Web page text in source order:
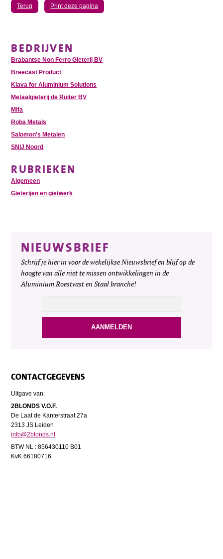
Terug Print deze pagina
BEDRIJVEN
Brabantse Non Ferro Gieterij BV
Breecast Product
Klava for Aluminium Solutions
Metaalgieterij de Ruiter BV
Mifa
Roba Metals
Salomon’s Metalen
SNIJ Noord
RUBRIEKEN
Algemeen
Gieterijen en gietwerk
NIEUWSBRIEF
Schrijf je hier in voor de wekelijkse Nieuwsbrief en blijf op de
hoogte van alle niet te missen ontwikkelingen in de
Aluminium Roestvast en Staal branche!
CONTACTGEGEVENS
Uitgave van:
2BLONDS V.O.F.
De Laat de Kanterstraat 27a
2313 JS Leiden
info@2blonds.nl
BTW NL : 856430110 B01
KvK 66180716